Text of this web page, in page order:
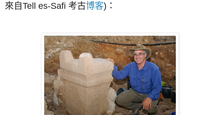
來自Tell es-Safi 考古博客)：